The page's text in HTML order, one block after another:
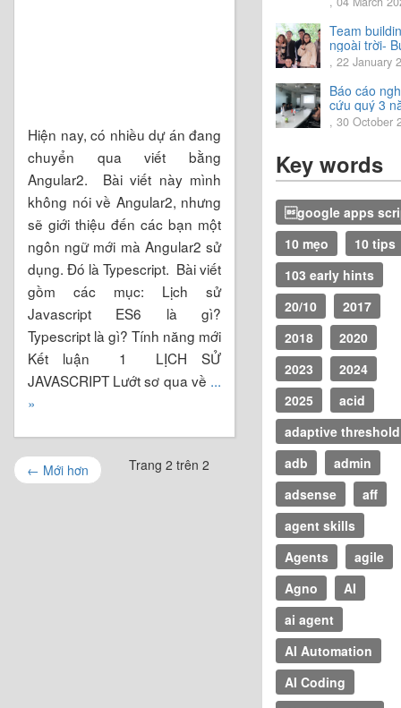
Hiện nay, có nhiều dự án đang
chuyển qua viết bằng
Angular2. Bài viết này mình
không nói về Angular2, nhưng
sẽ giới thiệu đến các bạn một
ngôn ngữ mới mà Angular2 sử
dụng. Đó là Typescript. Bài viết
gồm các mục: Lịch sử
Javascript ES6 là gì?
Typescript là gì? Tính năng mới
Kết luận 1 LỊCH SỬ
JAVASCRIPT Lướt sơ qua về ...
»
← Mới hơn Trang 2 trên 2
Team
ngoài trời-
trải nghiệm
vời.
, 22 January
Báo cáo
cứu quý 3
2020
, 30 October
Key words
google apps
10 mẹo
10 tips
103 early hints
20/10
2017
2018
2020
2023
2024
2025
acid
adaptive threshold
adb
admin
adsense
aff
agent skills
Agents
agile
Agno
AI
ai agent
AI Automation
AI Coding